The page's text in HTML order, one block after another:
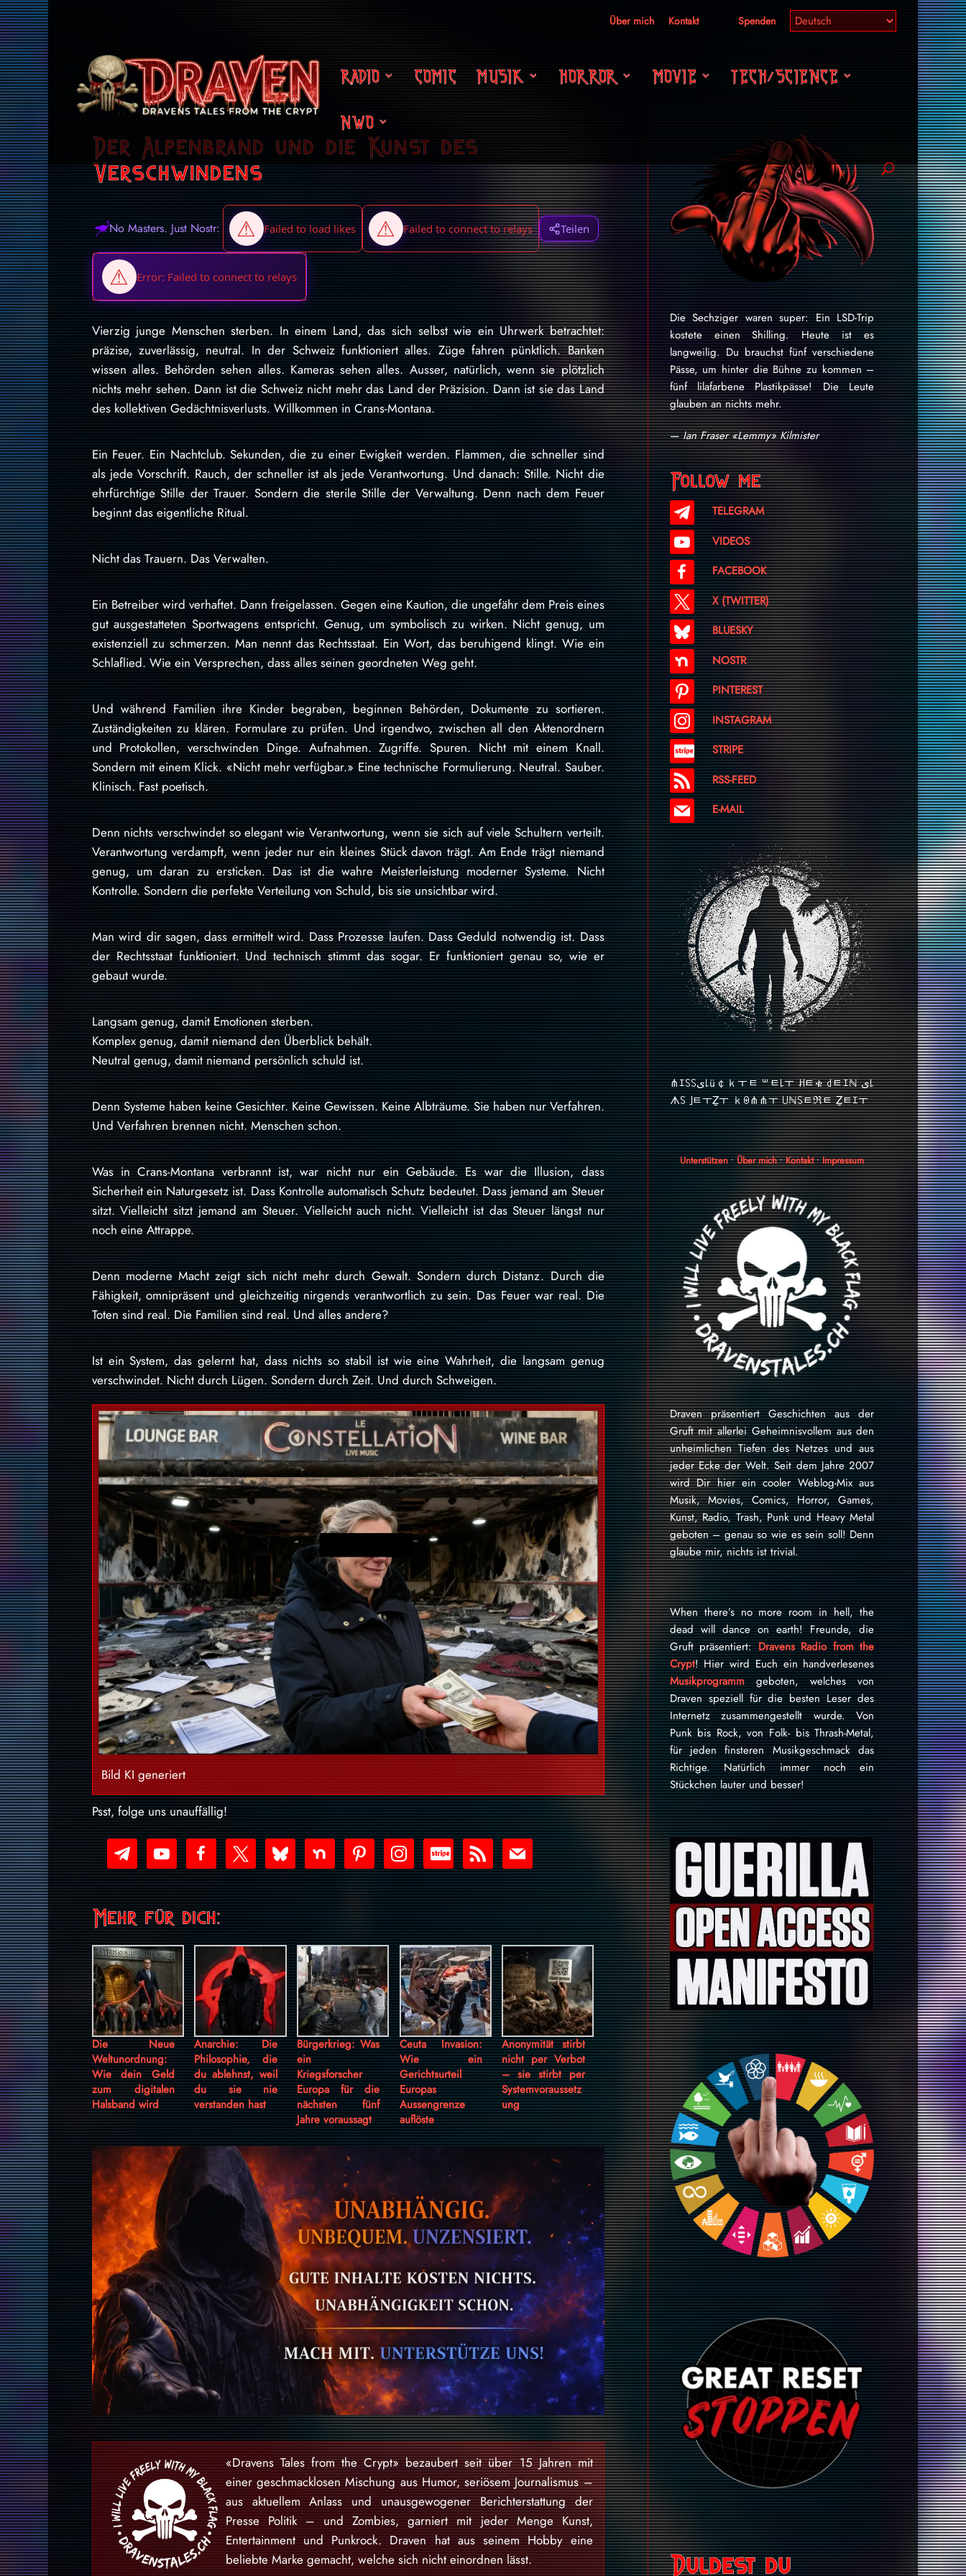
Über mich Kontakt Spenden
RADIO COMIC MUSIK HORROR MOVIE TECH/SCIENCE
NWO
Der Alpenbrand und die Kunst des
Verschwindens
No Masters. Just Nostr: Teilen
Vierzig junge Menschen sterben. In einem Land, das sich selbst wie ein Uhrwerk betrachtet:
präzise, zuverlässig, neutral. In der Schweiz funktioniert alles. Züge fahren pünktlich. Banken
wissen alles. Behörden sehen alles. Kameras sehen alles. Ausser, natürlich, wenn sie plötzlich
nichts mehr sehen. Dann ist die Schweiz nicht mehr das Land der Präzision. Dann ist sie das Land
des kollektiven Gedächtnisverlusts. Willkommen in Crans-Montana.
Ein Feuer. Ein Nachtclub. Sekunden, die zu einer Ewigkeit werden. Flammen, die schneller sind
als jede Vorschrift. Rauch, der schneller ist als jede Verantwortung. Und danach: Stille. Nicht die
ehrfürchtige Stille der Trauer. Sondern die sterile Stille der Verwaltung. Denn nach dem Feuer
beginnt das eigentliche Ritual.
Nicht das Trauern. Das Verwalten.
Ein Betreiber wird verhaftet. Dann freigelassen. Gegen eine Kaution, die ungefähr dem Preis eines
gut ausgestatteten Sportwagens entspricht. Genug, um symbolisch zu wirken. Nicht genug, um
existenziell zu schmerzen. Man nennt das Rechtsstaat. Ein Wort, das beruhigend klingt. Wie ein
Schlaflied. Wie ein Versprechen, dass alles seinen geordneten Weg geht.
Und während Familien ihre Kinder begraben, beginnen Behörden, Dokumente zu sortieren.
Zuständigkeiten zu klären. Formulare zu prüfen. Und irgendwo, zwischen all den Aktenordnern
und Protokollen, verschwinden Dinge. Aufnahmen. Zugriffe. Spuren. Nicht mit einem Knall.
Sondern mit einem Klick. «Nicht mehr verfügbar.» Eine technische Formulierung. Neutral. Sauber.
Klinisch. Fast poetisch.
Denn nichts verschwindet so elegant wie Verantwortung, wenn sie sich auf viele Schultern verteilt.
Verantwortung verdampft, wenn jeder nur ein kleines Stück davon trägt. Am Ende trägt niemand
genug, um daran zu ersticken. Das ist die wahre Meisterleistung moderner Systeme. Nicht
Kontrolle. Sondern die perfekte Verteilung von Schuld, bis sie unsichtbar wird.
Man wird dir sagen, dass ermittelt wird. Dass Prozesse laufen. Dass Geduld notwendig ist. Dass
der Rechtsstaat funktioniert. Und technisch stimmt das sogar. Er funktioniert genau so, wie er
gebaut wurde.
Langsam genug, damit Emotionen sterben.
Komplex genug, damit niemand den Überblick behält.
Neutral genug, damit niemand persönlich schuld ist.
Denn Systeme haben keine Gesichter. Keine Gewissen. Keine Albträume. Sie haben nur Verfahren.
Und Verfahren brennen nicht. Menschen schon.
Was in Crans-Montana verbrannt ist, war nicht nur ein Gebäude. Es war die Illusion, dass
Sicherheit ein Naturgesetz ist. Dass Kontrolle automatisch Schutz bedeutet. Dass jemand am Steuer
sitzt. Vielleicht sitzt jemand am Steuer. Vielleicht auch nicht. Vielleicht ist das Steuer längst nur
noch eine Attrappe.
Denn moderne Macht zeigt sich nicht mehr durch Gewalt. Sondern durch Distanz. Durch die
Fähigkeit, omnipräsent und gleichzeitig nirgends verantwortlich zu sein. Das Feuer war real. Die
Toten sind real. Die Familien sind real. Und alles andere?
Ist ein System, das gelernt hat, dass nichts so stabil ist wie eine Wahrheit, die langsam genug
verschwindet. Nicht durch Lügen. Sondern durch Zeit. Und durch Schweigen.
Bild KI generiert
Psst, folge uns unauffällig!
telegramyoutube-
play
facebookx blueskynextdoorpinterestinstagram
cc-
stripe
rss mail
Mehr für dich:
Die Neue
Weltunordnung:
Wie dein Geld
zum digitalen
Halsband wird
Anarchie: Die
Philosophie, die
du ablehnst, weil
du sie nie
verstanden hast
Bürgerkrieg: Was
ein
Kriegsforscher
Europa für die
nächsten fünf
Jahre voraussagt
Ceuta Invasion:
Wie ein
Gerichtsurteil
Europas
Aussengrenze
auflöste
Anonymität stirbt
nicht per Verbot
– sie stirbt per
Systemvoraussetz
ung
«Dravens Tales from the Crypt» bezaubert seit über 15 Jahren mit
einer geschmacklosen Mischung aus Humor, seriösem Journalismus –
aus aktuellem Anlass und unausgewogener Berichterstattung der
Presse Politik – und Zombies, garniert mit jeder Menge Kunst,
Entertainment und Punkrock. Draven hat aus seinem Hobby eine
beliebte Marke gemacht, welche sich nicht einordnen lässt.
Die Sechziger waren super: Ein LSD-Trip
kostete einen Shilling. Heute ist es
langweilig. Du brauchst fünf verschiedene
Pässe, um hinter die Bühne zu kommen –
fünf lilafarbene Plastikpässe! Die Leute
glauben an nichts mehr.
—Ian Fraser «Lemmy» Kilmister
Follow me
TELEGRAM
VIDEOS
FACEBOOK
X (TWITTER)
BLUESKY
NOSTR
PINTEREST
INSTAGRAM
STRIPE
RSS-FEED
E-MAIL
⋔ｴ꒚꒚ﻯ꒒ü￠ｋￓﾼ ꒳ﾼ꒒ￓ ꎧﾼቄ ꒯ﾼｴℕ ﻯ꒒
ᗑ꒚ ｣ﾼￓẔￓ ｋꑙ⋔⋔ￓ ꒤ℕ꒚ﾼℜﾼ Ẕﾼｴￓ
Unterstützen•Über mich•Kontakt•Impressum
Draven präsentiert Geschichten aus der
Gruft mit allerlei Geheimnisvollem aus den
unheimlichen Tiefen des Netzes und aus
jeder Ecke der Welt. Seit dem Jahre 2007
wird Dir hier ein cooler Weblog-Mix aus
Musik, Movies, Comics, Horror, Games,
Kunst, Radio, Trash, Punk und Heavy Metal
geboten – genau so wie es sein soll! Denn
glaube mir, nichts ist trivial.
When there’s no more room in hell, the
dead will dance on earth! Freunde, die
Gruft präsentiert:Dravens Radio from the
Crypt! Hier wird Euch ein handverlesenes
Musikprogrammgeboten, welches von
Draven speziell für die besten Leser des
Internetz zu­sammen­ge­stellt wurde. Von
Punk bis Rock, von Folk- bis Thrash-Metal,
für je­den finsteren Mu­sik­ge­schmack das
Rich­tige. Natürlich immer noch ein
Stückchen lauter und besser!
Duldest du